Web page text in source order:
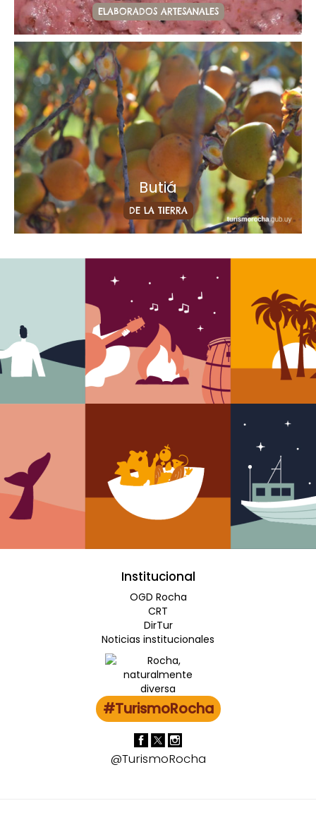
ELABORADOS ARTESANALES
Butiá
DE LA TIERRA
Institucional
OGD Rocha
CRT
DirTur
Noticias institucionales
#TurismoRocha
@TurismoRocha